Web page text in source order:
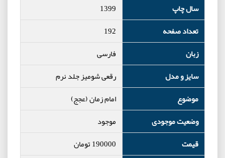
سال چاپ
1399
تعداد صفحه
192
زبان
فارسی
سایز و مدل
رقعی شومیز جلد نرم
موضوع
امام زمان (عجج)
وضعیت موجودی
موجود
قیمت
190000تومان